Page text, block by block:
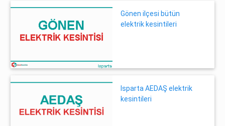
Gönen ilçesi bütün
elektrik kesintileri
Isparta AEDAŞ elektrik
kesintileri